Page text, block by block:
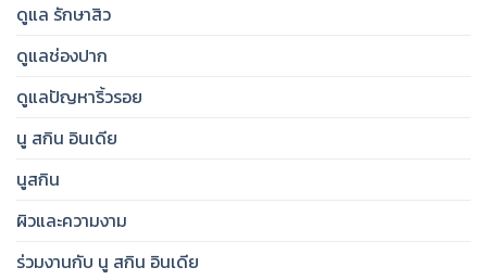
ดูแล รักษาสิว
ดูแลช่องปาก
ดูแลปัญหาริ้วรอย
นู สกิน อินเดีย
นูสกิน
ผิวและความงาม
ร่วมงานกับ นู สกิน อินเดีย